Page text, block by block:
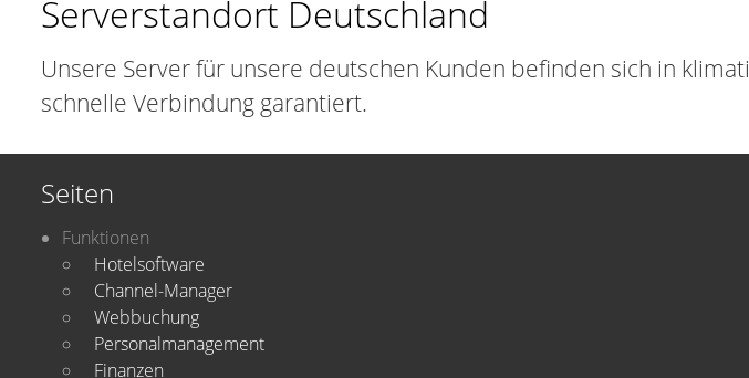
Serverstandort Deutschland
Unsere Server für unsere deutschen Kunden befinden sich in
schnelle Verbindung garantiert.
Seiten
Funktionen
Hotelsoftware
Channel-Manager
Webbuchung
Personalmanagement
Finanzen